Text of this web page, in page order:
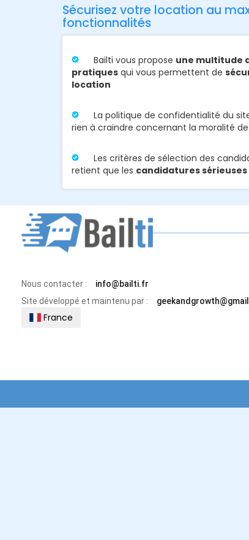
Sécurisez votre location au
fonctionnalités
Bailti vous propose une multitude
pratiques qui vous permettent de
location
La politique de confidentialité du
rien à craindre concernant la moralité
Les critères de sélection des
retient que les candidatures
Nous contacter :
info@bailti.fr
Site développé et maintenu par :
France